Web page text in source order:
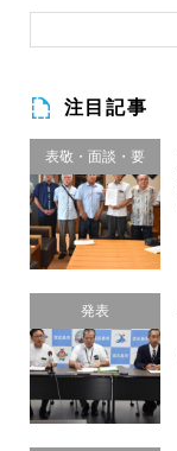
注目記事
表敬・面談・要
請
発表